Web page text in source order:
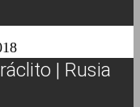
| Rusia